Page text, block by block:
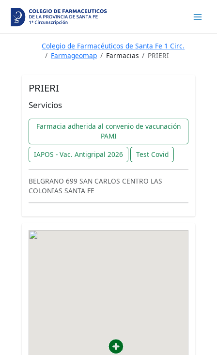
contenido
Colegio de Farmacéuticos de Santa Fe 1 Circ.
Farmageomap
Farmacias PRIERI
PRIERI
Servicios
Farmacia adherida al convenio de vacunación
PAMI
IAPOS - Vac. Antigripal 2026
Test Covid
BELGRANO 699 SAN CARLOS CENTRO LAS
COLONIAS SANTA FE